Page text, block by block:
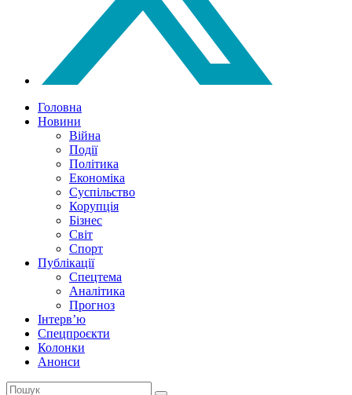
Головна
Новини
Війна
Події
Політика
Економіка
Суспільство
Корупція
Бізнес
Світ
Спорт
Публікації
Спецтема
Аналітика
Прогноз
Інтерв’ю
Спецпроєкти
Колонки
Анонси